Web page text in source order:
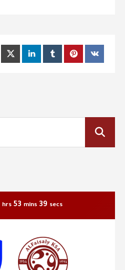
hrs 53 mins 38 secs